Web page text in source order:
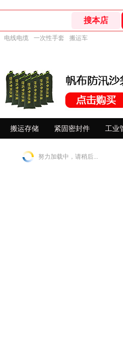
电线电缆 一次性手套 搬运车
搬运存储 紧固密封件 工业
努力加载中，请稍后...